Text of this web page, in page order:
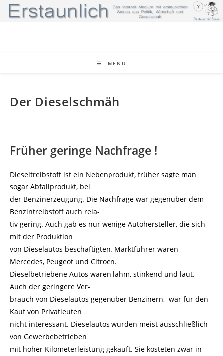
Zum
Inhalt
MENÜ
Der Dieselschmäh
Früher geringe Nachfrage !
Dieseltreibstoff ist ein Nebenprodukt, früher sagte man
sogar Abfallprodukt, bei
der Benzinerzeugung. Die Nachfrage war gegenüber dem
Benzintreibstoff auch rela-
tiv gering. Auch gab es nur wenige Autohersteller, die sich
mit der Produktion
von Dieselautos beschäftigten. Marktführer waren
Mercedes, Peugeot und Citroen.
Dieselbetriebene Autos waren lahm, stinkend und laut.
Auch der geringere Ver-
brauch von Dieselautos gegenüber Benzinern, war für den
Kauf von Privatleuten
nicht interessant. Dieselautos wurden meist ausschließlich
von Gewerbebetrieben
mit hoher Kilometerleistung gekauft. Sie kosteten zwar in